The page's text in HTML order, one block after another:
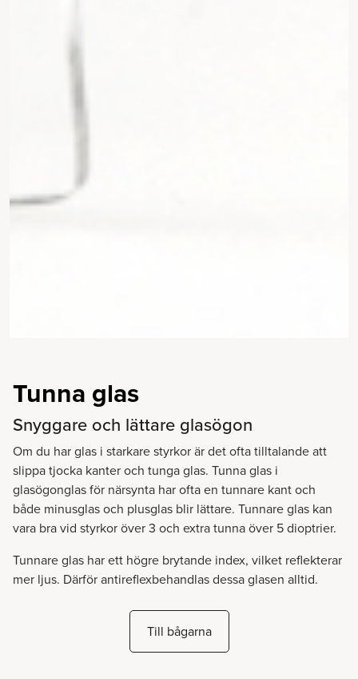
Tunna glas
Snyggare och lättare glasögon
Om du har glas i starkare styrkor är det ofta tilltalande att
slippa tjocka kanter och tunga glas. Tunna glas i
glasögonglas för närsynta har ofta en tunnare kant och
både minusglas och plusglas blir lättare. Tunnare glas kan
vara bra vid styrkor över 3 och extra tunna över 5 dioptrier.
Tunnare glas har ett högre brytande index, vilket reflekterar
mer ljus. Därför antireflexbehandlas dessa glasen alltid.
Till bågarna